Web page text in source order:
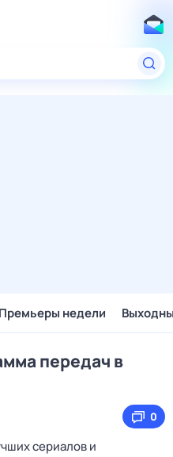
Премьеры недели
передач в
0
сериалов и